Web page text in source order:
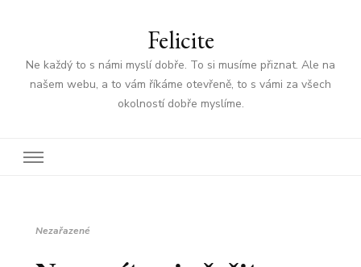
Felicite
Ne každý to s námi myslí dobře. To si musíme přiznat. Ale na
našem webu, a to vám říkáme otevřeně, to s vámi za všech
okolností dobře myslíme.
Nezařazené